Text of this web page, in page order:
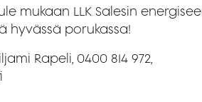
mukaan LLK Salesin
hyvässä porukassa!
Rapeli, 0400 814 972,